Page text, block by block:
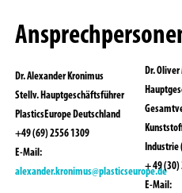
Dr. Alexander Kronimus
Stellv. Hauptgeschäftsführer
PlasticsEurope Deutschland
+49 (69) 2556 1309
E-Mail:
alexander.kronimus@plasticseurope.de
Dr.
Industrie
+ 49 (30)
E-Mail: